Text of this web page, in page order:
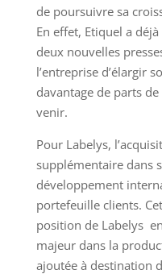
de poursuivre sa
En effet, Etiquel a
deux nouvelles
l’entreprise d’élargir
davantage de parts
venir.
Pour Labelys,
supplémentaire dans
développement
portefeuille clients.
position de Labelys
majeur dans la
ajoutée à destination